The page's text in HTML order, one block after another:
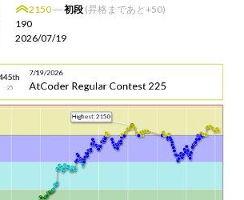
2150―初段 (昇格まであと+50)
190
2026/07/19